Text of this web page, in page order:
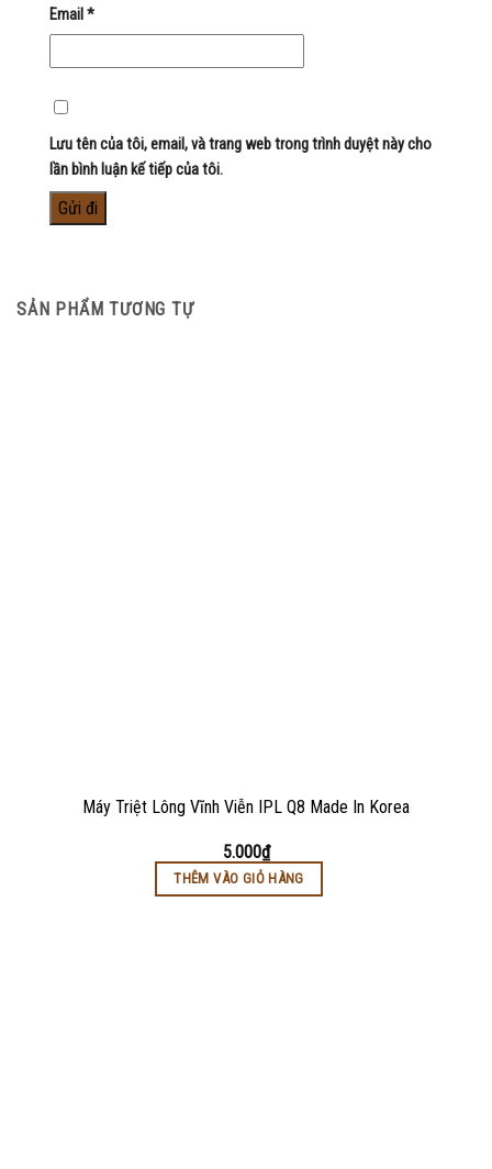
Email *
Lưu tên của tôi, email, và trang web trong trình duyệt này cho
lần bình luận kế tiếp của tôi.
SẢN PHẨM TƯƠNG TỰ
Máy Triệt Lông Vĩnh Viễn IPL Q8 Made In Korea
5.000₫
THÊM VÀO GIỎ HÀNG